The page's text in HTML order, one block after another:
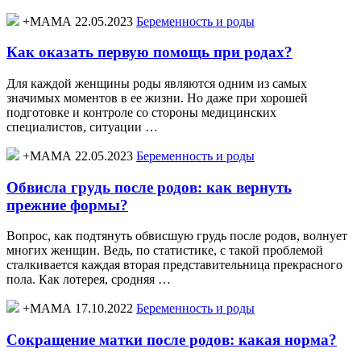
+МАМА 22.05.2023 Беременность и роды
Как оказать первую помощь при родах?
Для каждой женщины роды являются одним из самых
значимых моментов в ее жизни. Но даже при хорошей
подготовке и контроле со стороны медицинских
специалистов, ситуации …
+МАМА 22.05.2023 Беременность и роды
Обвисла грудь после родов: как вернуть
прежние формы?
Вопрос, как подтянуть обвисшую грудь после родов, волнует
многих женщин. Ведь, по статистике, с такой проблемой
сталкивается каждая вторая представительница прекрасного
пола. Как лотерея, сродняя …
+МАМА 17.10.2022 Беременность и роды
Сокращение матки после родов: какая норма?